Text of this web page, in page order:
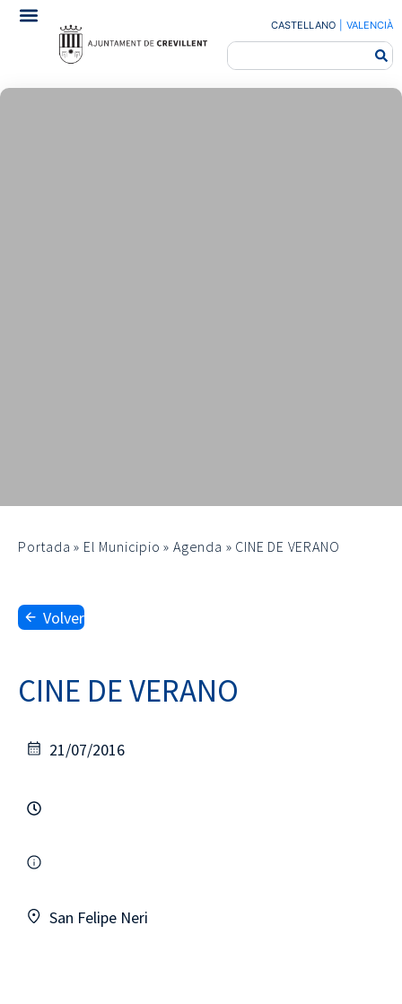
CASTELLANO VALENCIÀ
Portada » El Municipio »Agenda » CINE DE VERANO
Volver
CINE DE VERANO
21/07/2016
San Felipe Neri